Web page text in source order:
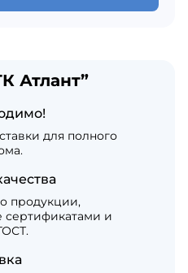
Атлант”
для полного
продукции,
сертификатами и